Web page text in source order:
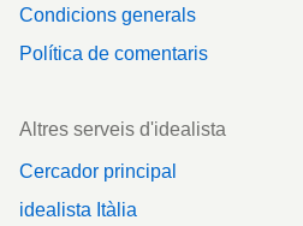
Condicions generals
Política de comentaris
Altres serveis d'idealista
Cercador principal
idealista Itàlia